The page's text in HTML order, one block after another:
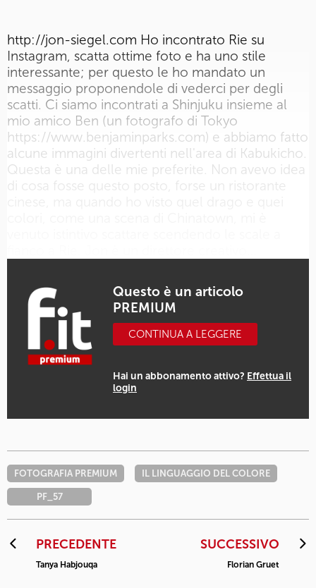
http://jon-siegel.com Ho incontrato Rie su
Instagram, scatta ottime foto e ha uno stile
interessante; per questo le ho mandato un
messaggio proponendole di vederci per degli
scatti. Ci siamo incontrati a Shinjuku insieme al
mio amico Ben (un fotografo di Tokyo
https://www.benjaminparks.com) e abbiamo fatto
alcune immagini divertenti nell'area di Kabukicho.
Questa è una delle mie preferite. Non avevo idea
di cosa fosse questo posto, forse un ristorante
Questo è un articolo
PREMIUM
CONTINUA A LEGGERE
Hai un abbonamento attivo? Effettua il
login
FOTOGRAFIA PREMIUM IL LINGUAGGIO DEL COLORE
PF_57
PRECEDENTE
Tanya Habjouqa
SUCCESSIVO
Florian Gruet